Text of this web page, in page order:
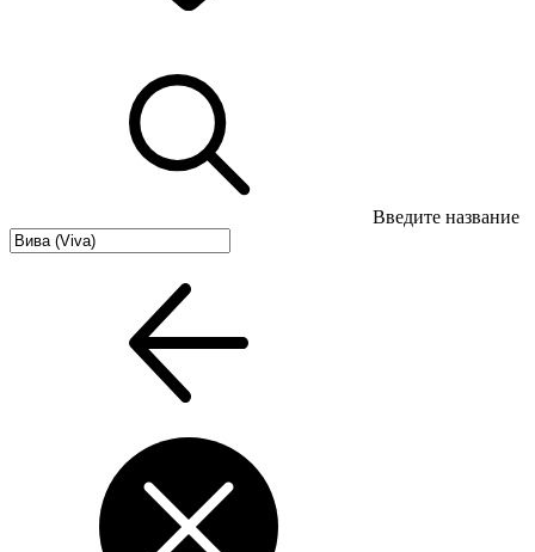
Введите название